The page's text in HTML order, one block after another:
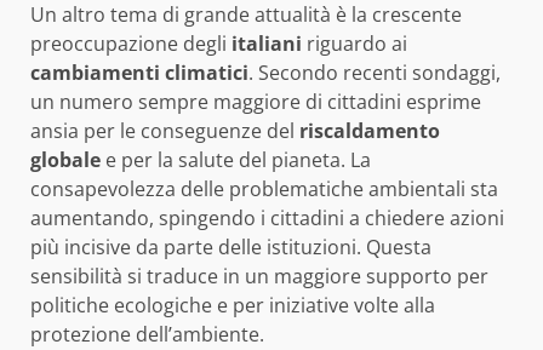
Un altro tema di grande attualità è la crescente
preoccupazione degli italiani riguardo ai
cambiamenti climatici. Secondo recenti sondaggi,
un numero sempre maggiore di cittadini esprime
ansia per le conseguenze del riscaldamento
globale e per la salute del pianeta. La
consapevolezza delle problematiche ambientali sta
aumentando, spingendo i cittadini a chiedere azioni
più incisive da parte delle istituzioni. Questa
sensibilità si traduce in un maggiore supporto per
politiche ecologiche e per iniziative volte alla
protezione dell’ambiente.